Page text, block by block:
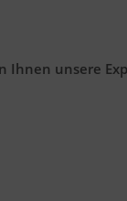
unsere